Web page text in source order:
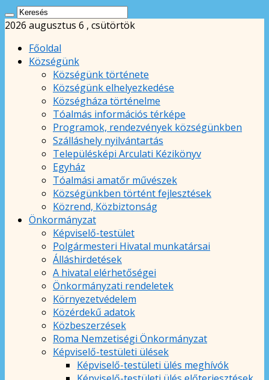
2026 augusztus 6 , csütörtök
Főoldal
Községünk
Községünk története
Községünk elhelyezkedése
Községháza történelme
Tóalmás információs térképe
Programok, rendezvények községünkben
Szálláshely nyilvántartás
Településképi Arculati Kézikönyv
Egyház
Tóalmási amatőr művészek
Községünkben történt fejlesztések
Közrend, Közbiztonság
Önkormányzat
Képviselő-testület
Polgármesteri Hivatal munkatársai
Álláshirdetések
A hivatal elérhetőségei
Önkormányzati rendeletek
Környezetvédelem
Közérdekű adatok
Közbeszerzések
Roma Nemzetiségi Önkormányzat
Képviselő-testületi ülések
Képviselő-testületi ülés meghívók